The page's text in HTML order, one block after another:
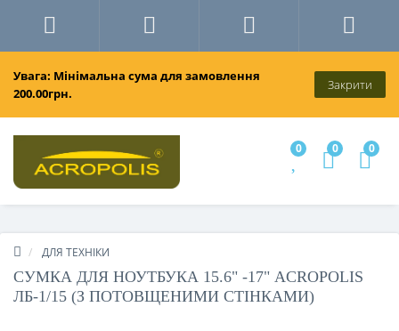
Увага: Мінімальна сума для замовлення
200.00грн.
Закрити
0 0 0
ДЛЯ ТЕХНІКИ
СУМКА ДЛЯ НОУТБУКА 15.6" -17" ACROPOLIS
ЛБ-1/15 (З ПОТОВЩЕНИМИ СТІНКАМИ)